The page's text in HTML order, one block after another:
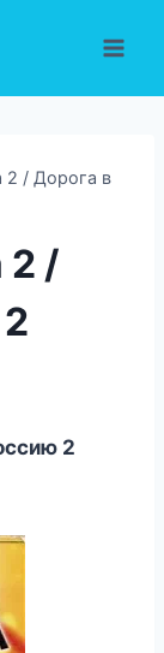
2 / Дорога в
2 /
2